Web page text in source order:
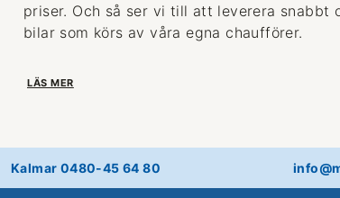
priser. Och så ser vi till att leverera snabbt
bilar som körs av våra egna chaufförer.
LÄS MER
Kalmar 0480-45 64 80